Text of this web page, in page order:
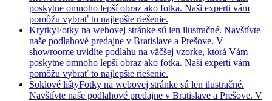
poskytne omnoho lepší obraz ako fotka. Naši experti vám
pomôžu vybrať to najlepšie riešenie.
KrytkyFotky na webovej stránke sú len ilustračné. Navštívte
naše podlahové predajne v Bratislave a Prešove. V
showroome uvidíte podlahu na väčšej vzorke, ktorá Vám
poskytne omnoho lepší obraz ako fotka. Naši experti vám
pomôžu vybrať to najlepšie riešenie.
Soklové lištyFotky na webovej stránke sú len ilustračné.
Navštívte naše podlahové predajne v Bratislave a Prešove. V